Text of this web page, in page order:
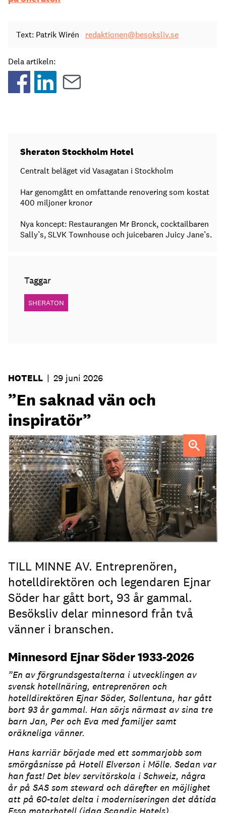
Text: Patrik Wirén redaktionen@besoksliv.se
Dela artikeln:
Sheraton Stockholm Hotel
Centralt beläget vid Vasagatan i Stockholm
Har genomgått en omfattande renovering som kostat
400 miljoner kronor
Nya koncept: Restaurangen Mr Bronck, cocktailbaren
Sally’s, SLVK Townhouse och juicebaren Juicy Jane’s.
Taggar
SHERATON
HOTELL | 29 juni 2026
”En saknad vän och
inspiratör”
Ejnar Söder var en drivande kraft i den svenska
hotellbranchen.
TILL MINNE AV. Entreprenören,
hotelldirektören och legendaren Ejnar
Söder har gått bort, 93 år gammal.
Besöksliv delar minnesord från två
vänner i branschen.
Minnesord Ejnar Söder 1933-2026
”En av förgrundsgestalterna i utvecklingen av
svensk hotellnäring, entreprenören och
hotelldirektören Ejnar Söder, Sollentuna, har gått
bort 93 år gammal. Han sörjs närmast av sina tre
barn Jan, Per och Eva med familjer samt
oräkneliga vänner.
Hans karriär började med ett sommarjobb som
smörgåsnisse på Hotell Elverson i Mölle. Sedan var
han fast! Det blev servitörskola i Schweiz, några
år på SAS som steward och därefter en möjlighet
att på 60-talet delta i moderniseringen det dåtida
Esso motorhotell (idag Scandic Hotels).